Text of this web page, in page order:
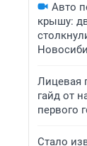
Авто
крышу:
Лицевая
гайд от
первого
Стало